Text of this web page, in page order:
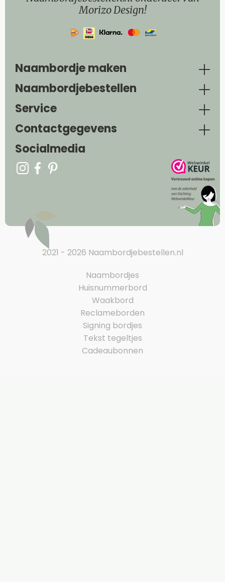
Morizo Design!
Naambordje maken
Naambordjebestellen
Service
Contactgegevens
Socialmedia
2021 - 2026 Naambordjebestellen.nl
Naambordjes
Huisnummerbord
Waakbord
Reclameborden
Signing bordjes
Tekst tegeltjes
Cadeaubonnen